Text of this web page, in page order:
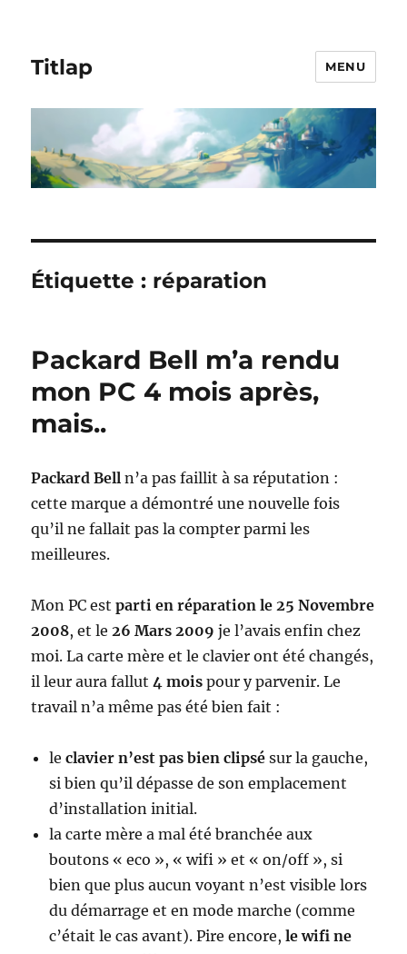
Titlap MENU
Étiquette : réparation
Packard Bell m’a rendu
mon PC 4 mois après,
mais..
Packard Bell n’a pas faillit à sa réputation :
cette marque a démontré une nouvelle fois
qu’il ne fallait pas la compter parmi les
meilleures.
Mon PC estparti en réparation le 25 Novembre
2008, et le26 Mars 2009 je l’avais enfin chez
moi. La carte mère et le clavier ont été changés,
il leur aura fallut4 mois pour y parvenir. Le
travail n’a même pas été bien fait :
leclavier n’est pas bien clipsé sur la gauche,
si bien qu’il dépasse de son emplacement
d’installation initial.
la carte mère a mal été branchée aux
boutons « eco », « wifi » et « on/off », si
bien que plus aucun voyant n’est visible lors
du démarrage et en mode marche (comme
c’était le cas avant). Pire encore,le wifi ne